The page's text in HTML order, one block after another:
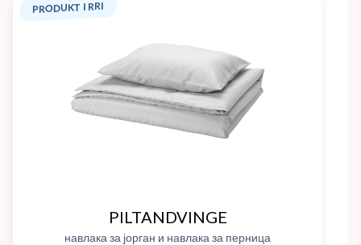
PRODUKT I RRI
PILTANDVINGE
навлака за јорган и навлака за перница